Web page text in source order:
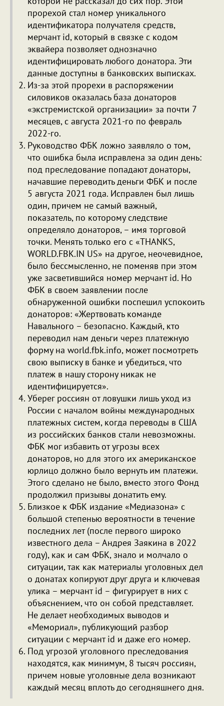
прорехой стал номер уникального
идентификатора получателя средств,
мерчант id, который в связке с кодом
эквайера позволяет однозначно
идентифицировать любого донатора. Эти
данные доступны в банковских выписках.
Из-за этой прорехи в распоряжении
силовиков оказалась база донаторов
«экстремистской организации» за почти 7
месяцев, с августа 2021-го по февраль
2022-го.
Руководство ФБК ложно заявляло о том,
что ошибка была исправлена за один день:
под преследование попадают донаторы,
начавшие переводить деньги ФБК и после
5 августа 2021 года. Исправлен был лишь
один, причем не самый важный,
показатель, по которому следствие
определяло донаторов, – имя торговой
точки. Менять только его с «THANKS,
WORLD.FBK.IN US» на другое, неочевидное,
было бессмысленно, не поменяв при этом
уже засветившийся номер мерчант id. Но
ФБК в своем заявлении после
обнаруженной ошибки поспешил успокоить
донаторов: «Жертвовать команде
Навального – безопасно. Каждый, кто
переводил нам деньги через платежную
форму на world.fbk.info, может посмотреть
свою выписку в банке и убедиться, что
платеж в нашу сторону никак не
идентифицируется».
Уберег россиян от ловушки лишь уход из
России с началом войны международных
платежных систем, когда переводы в США
из российских банков стали невозможны.
ФБК мог избавить от угрозы всех
донаторов, но для этого их американское
юрлицо должно было вернуть им платежи.
Этого сделано не было, вместо этого Фонд
продолжил призывы донатить ему.
Близкое к ФБК издание «Медиазона» с
большой степенью вероятности в течение
последних лет (после первого широко
известного дела – Андрея Заякина в 2022
году), как и сам ФБК, знало и молчало о
ситуации, так как материалы уголовных дел
о донатах копируют друг друга и ключевая
улика – мерчант id – фигурирует в них с
объяснением, что он собой представляет.
Не делает необходимых выводов и
«Мемориал», публикующий разбор
ситуации с мерчант id и даже его номер.
Под угрозой уголовного преследования
находятся, как минимум, 8 тысяч россиян,
причем новые уголовные дела возникают
каждый месяц вплоть до сегодняшнего дня.